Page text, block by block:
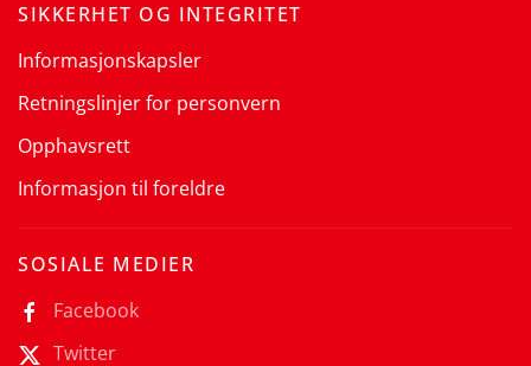
SIKKERHET OG INTEGRITET
Informasjonskapsler
Retningslinjer for personvern
Opphavsrett
Informasjon til foreldre
SOSIALE MEDIER
Facebook
Twitter